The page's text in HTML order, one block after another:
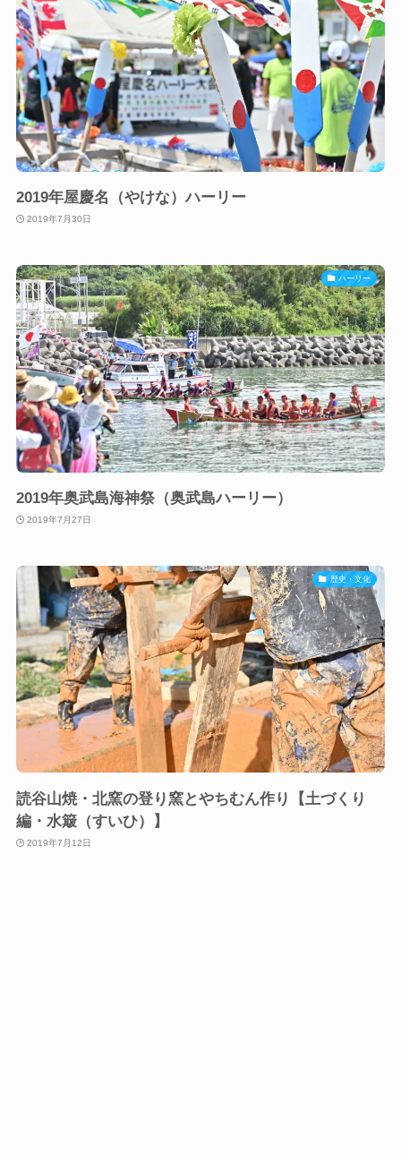
2019年屋慶名（やけな）ハーリー
2019年7月30日
ハーリー
2019年奥武島海神祭（奥武島ハーリー）
2019年7月27日
歴史・文化
読谷山焼・北窯の登り窯とやちむん作り【土づくり
編・水簸（すいひ）】
2019年7月12日